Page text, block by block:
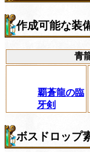
作成可能な装
青
覇蒼龍の臨
牙剣
ボスドロップ